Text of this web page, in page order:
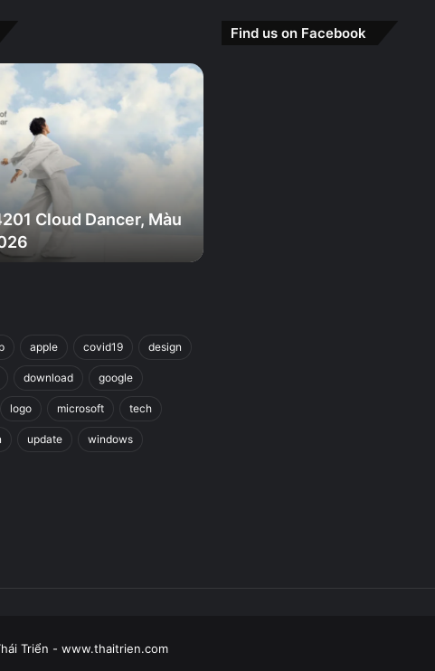
Cloud Dancer, Màu
apple covid19 design
download google
logo microsoft tech
update windows
Find us on Facebook
Triển - www.thaitrien.com